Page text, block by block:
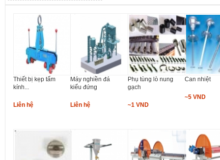
Thiết bị kẹp tấm
kính...
Liên hệ
Máy nghiền đá
kiểu đứng
Liên hệ
Phụ tùng lò nung
gạch
~1 VND
Can nhiệt
~5 VND